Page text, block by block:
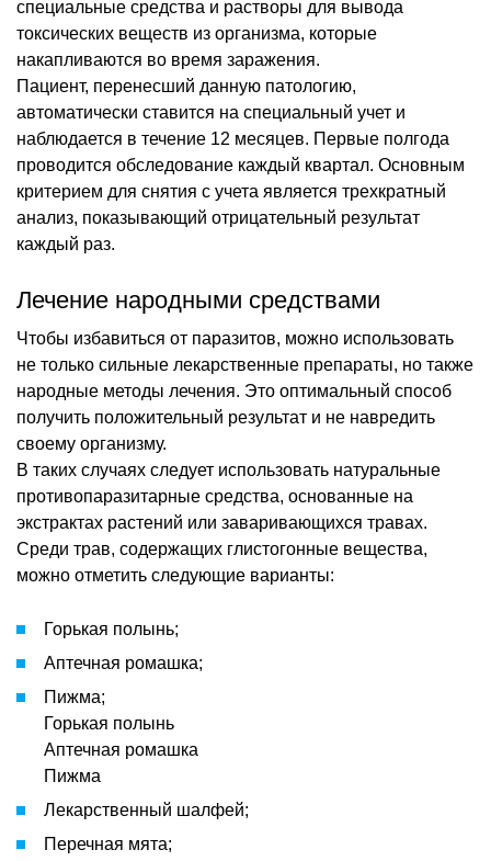
специальные средства и растворы для вывода
токсических веществ из организма, которые
накапливаются во время заражения.
Пациент, перенесший данную патологию,
автоматически ставится на специальный учет и
наблюдается в течение 12 месяцев. Первые полгода
проводится обследование каждый квартал. Основным
критерием для снятия с учета является трехкратный
анализ, показывающий отрицательный результат
каждый раз.
Лечение народными средствами
Чтобы избавиться от паразитов, можно использовать
не только сильные лекарственные препараты, но также
народные методы лечения. Это оптимальный способ
получить положительный результат и не навредить
своему организму.
В таких случаях следует использовать натуральные
противопаразитарные средства, основанные на
экстрактах растений или заваривающихся травах.
Среди трав, содержащих глистогонные вещества,
можно отметить следующие варианты:
Горькая полынь;
Аптечная ромашка;
Пижма;
Горькая полынь
Аптечная ромашка
Пижма
Лекарственный шалфей;
Перечная мята;